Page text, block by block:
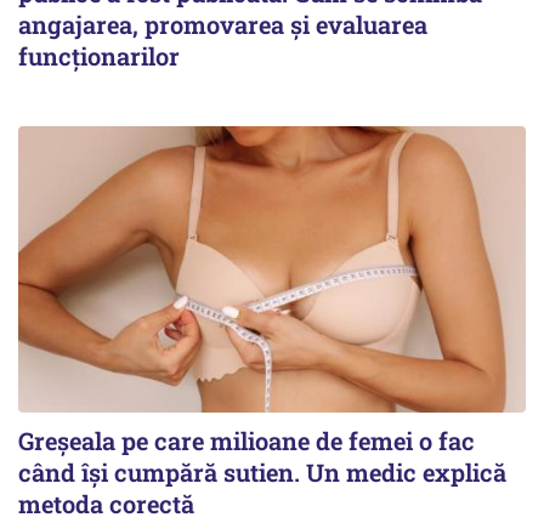
angajarea, promovarea și evaluarea
funcționarilor
Greșeala pe care milioane de femei o fac
când își cumpără sutien. Un medic explică
metoda corectă